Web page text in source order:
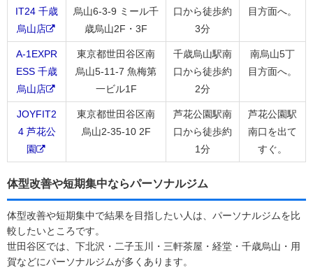
IT24 千歳
烏山店
烏山6-3-9 ミール千
歳烏山2F・3F
口から徒歩約
3分
目方面へ。
A-1EXPR
ESS 千歳
烏山店
東京都世田谷区南
烏山5-11-7 魚梅第
一ビル1F
千歳烏山駅南
口から徒歩約
2分
南烏山5丁
目方面へ。
JOYFIT2
4 芦花公
園
東京都世田谷区南
烏山2-35-10 2F
芦花公園駅南
口から徒歩約
1分
芦花公園駅
南口を出て
すぐ。
体型改善や短期集中ならパーソナルジム
体型改善や短期集中で結果を目指したい人は、パーソナルジムを比
較したいところです。
世田谷区では、下北沢・二子玉川・三軒茶屋・経堂・千歳烏山・用
賀などにパーソナルジムが多くあります。